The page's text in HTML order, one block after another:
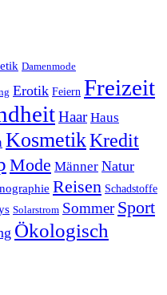
Damenmode
Erotik Feiern Freizeit
Haar Haus
KosmetikKredit
Mode Männer Natur
Reisen Schadstoffe
Solarstrom Sommer Sport
Ökologisch